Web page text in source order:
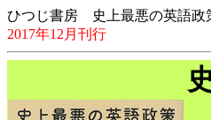
ひつじ書房 史上最悪の英語
2017年12月刊行